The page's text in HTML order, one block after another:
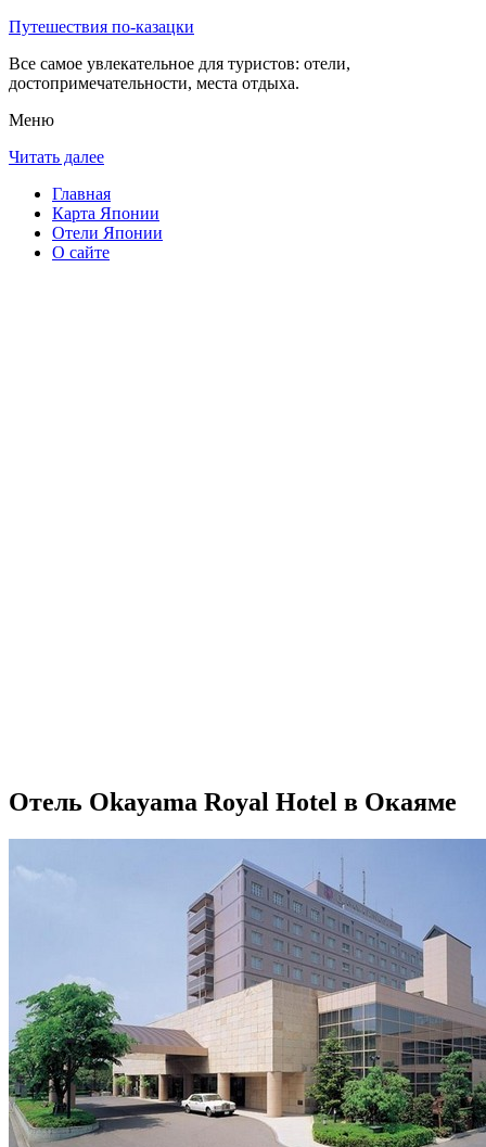
Путешествия по-казацки
Все самое увлекательное для туристов: отели,
достопримечательности, места отдыха.
Меню
Читать далее
Главная
Карта Японии
Отели Японии
О сайте
Отель Okayama Royal Hotel в Окаяме